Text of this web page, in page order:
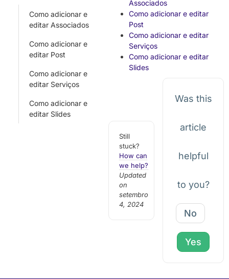
Como adicionar e
editar Associados
Como adicionar e
editar Post
Como adicionar e
editar Serviços
Como adicionar e
editar Slides
Associados
Como adicionar e editar
Post
Como adicionar e editar
Serviços
Como adicionar e editar
Slides
Still
stuck?
How can
we help?
Updated
on
setembro
4, 2024
Was this
article
helpful
to you?
No
Yes